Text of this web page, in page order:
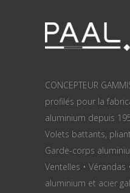
CONCEPTEUR
profilés pour la
aluminium depuis
Volets battants,
Garde-corps
Ventelles •
aluminium et acier